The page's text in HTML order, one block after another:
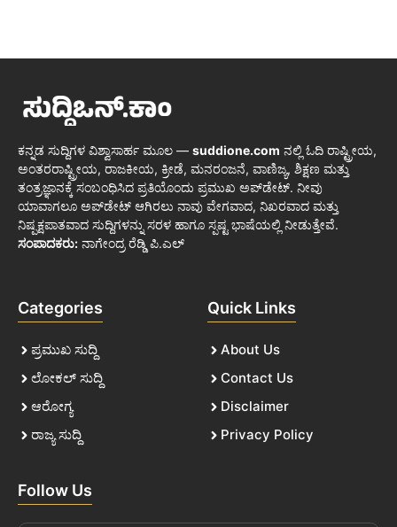
ಕನ್ನಡ ಸುದ್ದಿಗಳ ವಿಶ್ವಾಸಾರ್ಹ ಮೂಲ — suddione.com ನಲ್ಲಿ ಓದಿ ರಾಷ್ಟ್ರೀಯ,
ಅಂತರರಾಷ್ಟ್ರೀಯ, ರಾಜಕೀಯ, ಕ್ರೀಡೆ, ಮನರಂಜನೆ, ವಾಣಿಜ್ಯ, ಶಿಕ್ಷಣ ಮತ್ತು
ತಂತ್ರಜ್ಞಾನಕ್ಕೆ ಸಂಬಂಧಿಸಿದ ಪ್ರತಿಯೊಂದು ಪ್ರಮುಖ ಅಪ್‌ಡೇಟ್. ನೀವು
ಯಾವಾಗಲೂ ಅಪ್‌ಡೇಟ್ ಆಗಿರಲು ನಾವು ವೇಗವಾದ, ನಿಖರವಾದ ಮತ್ತು
ನಿಷ್ಪಕ್ಷಪಾತವಾದ ಸುದ್ದಿಗಳನ್ನು ಸರಳ ಹಾಗೂ ಸ್ಪಷ್ಟ ಭಾಷೆಯಲ್ಲಿ ನೀಡುತ್ತೇವೆ.
ಸಂಪಾದಕರು: ನಾಗೇಂದ್ರ ರೆಡ್ಡಿ ಪಿ.ಎಲ್
Categories
ಪ್ರಮುಖ ಸುದ್ದಿ
ಲೋಕಲ್ ಸುದ್ದಿ
ಆರೋಗ್ಯ
ರಾಜ್ಯ ಸುದ್ದಿ
Quick Links
About Us
Contact Us
Disclaimer
Privacy Policy
Follow Us